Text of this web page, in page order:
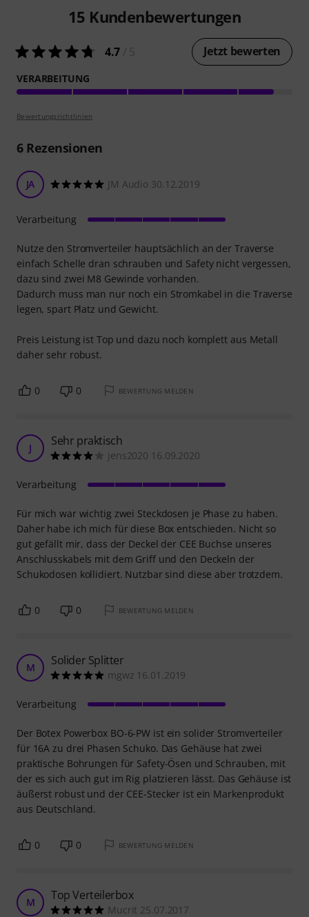
15 Kundenbewertungen
4.7 Jetzt bewerten
VERARBEITUNG
Bewertungsrichtlinien
6Rezensionen
JA JM Audio 30.12.2019
Nutze den Stromverteiler hauptsächlich an der Traverse
einfach Schelle dran schrauben und Safety nicht vergessen,
dazu sind zwei M8 Gewinde vorhanden.
Dadurch muss man nur noch ein Stromkabel in die Traverse
legen, spart Platz und Gewicht.
Preis Leistung ist Top und dazu noch komplett aus Metall
daher sehr robust.
Verarbeitung
0 0 BEWERTUNG MELDEN
J Sehr praktisch
jens2020 16.09.2020
Für mich war wichtig zwei Steckdosen je Phase zu haben.
Daher habe ich mich für diese Box entschieden. Nicht so
gut gefällt mir, dass der Deckel der CEE Buchse unseres
Anschlusskabels mit dem Griff und den Deckeln der
Schukodosen kollidiert. Nutzbar sind diese aber trotzdem.
Verarbeitung
0 0 BEWERTUNG MELDEN
M Solider Splitter
mgwz 16.01.2019
Der Botex Powerbox BO-6-PW ist ein solider Stromverteiler
für 16A zu drei Phasen Schuko. Das Gehäuse hat zwei
praktische Bohrungen für Safety-Ösen und Schrauben, mit
der es sich auch gut im Rig platzieren lässt. Das Gehäuse ist
äußerst robust und der CEE-Stecker ist ein Markenprodukt
aus Deutschland.
Verarbeitung
0 0 BEWERTUNG MELDEN
M Top Verteilerbox
Mucrit 25.07.2017